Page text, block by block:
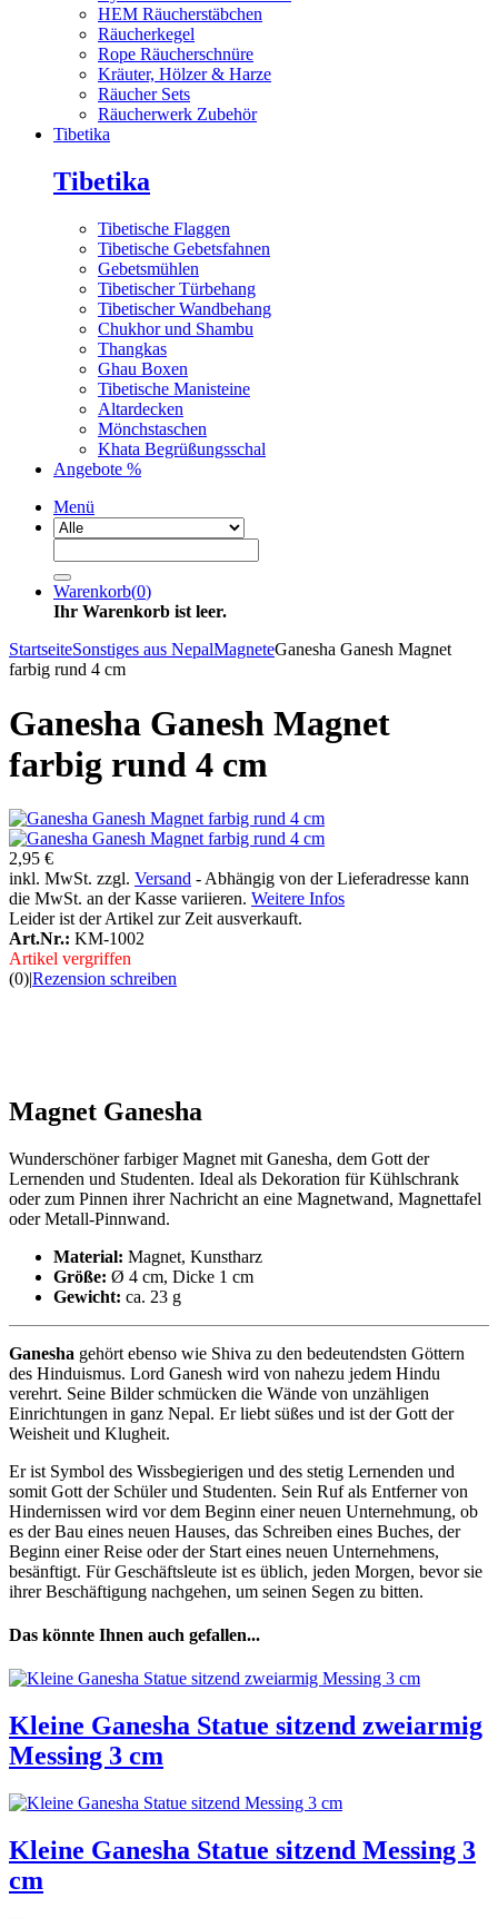
HEM Räucherstäbchen
Räucherkegel
Rope Räucherschnüre
Kräuter, Hölzer & Harze
Räucher Sets
Räucherwerk Zubehör
Tibetika
Tibetika
Tibetische Flaggen
Tibetische Gebetsfahnen
Gebetsmühlen
Tibetischer Türbehang
Tibetischer Wandbehang
Chukhor und Shambu
Thangkas
Ghau Boxen
Tibetische Manisteine
Altardecken
Mönchstaschen
Khata Begrüßungsschal
Angebote %
Menü
Warenkorb(0)
Ihr Warenkorb ist leer.
StartseiteSonstiges aus NepalMagneteGanesha Ganesh Magnet
farbig rund 4 cm
Ganesha Ganesh Magnet
farbig rund 4 cm
2,95 €
inkl. MwSt. zzgl. Versand - Abhängig von der Lieferadresse kann
die MwSt. an der Kasse variieren. Weitere Infos
Leider ist der Artikel zur Zeit ausverkauft.
Art.Nr.: KM-1002
Artikel vergriffen
(0)|Rezension schreiben
Magnet Ganesha
Wunderschöner farbiger Magnet mit Ganesha, dem Gott der
Lernenden und Studenten. Ideal als Dekoration für Kühlschrank
oder zum Pinnen ihrer Nachricht an eine Magnetwand, Magnettafel
oder Metall-Pinnwand.
Material: Magnet, Kunstharz
Größe: Ø 4 cm, Dicke 1 cm
Gewicht: ca. 23 g
Ganesha gehört ebenso wie Shiva zu den bedeutendsten Göttern
des Hinduismus. Lord Ganesh wird von nahezu jedem Hindu
verehrt. Seine Bilder schmücken die Wände von unzähligen
Einrichtungen in ganz Nepal. Er liebt süßes und ist der Gott der
Weisheit und Klugheit.
Er ist Symbol des Wissbegierigen und des stetig Lernenden und
somit Gott der Schüler und Studenten. Sein Ruf als Entferner von
Hindernissen wird vor dem Beginn einer neuen Unternehmung, ob
es der Bau eines neuen Hauses, das Schreiben eines Buches, der
Beginn einer Reise oder der Start eines neuen Unternehmens,
besänftigt. Für Geschäftsleute ist es üblich, jeden Morgen, bevor sie
ihrer Beschäftigung nachgehen, um seinen Segen zu bitten.
Das könnte Ihnen auch gefallen...
Kleine Ganesha Statue sitzend zweiarmig
Messing 3 cm
Kleine Ganesha Statue sitzend Messing 3
cm